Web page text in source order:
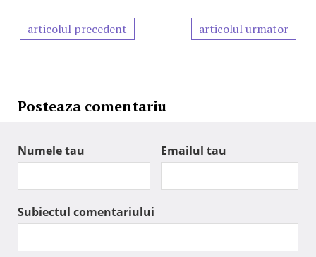
articolul precedent articolul urmator
Posteaza comentariu
Numele tau Emailul tau
Subiectul comentariului